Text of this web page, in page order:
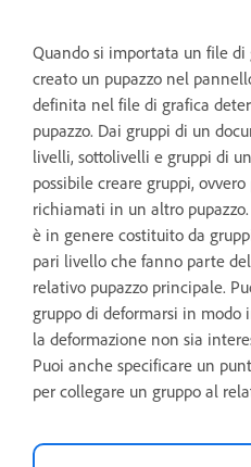
Quando si importata un file di
creato un pupazzo nel
definita nel file di grafica
pupazzo. Dai gruppi di un
livelli, sottolivelli e gruppi di
possibile creare gruppi,
richiamati in un altro
è in genere costituito da
pari livello che fanno parte
relativo pupazzo principale.
gruppo di deformarsi in
la deformazione non sia
Puoi anche specificare un
per collegare un gruppo al